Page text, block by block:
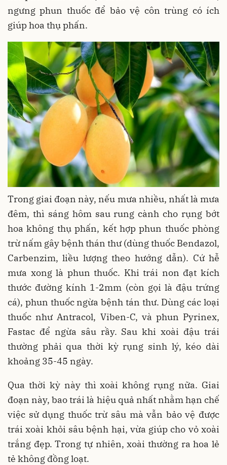
ngưng phun thuốc để bảo vệ côn trùng có ích
giúp hoa thụ phấn.
Trong giai đoạn này, nếu mưa nhiều, nhất là mưa
đêm, thì sáng hôm sau rung cành cho rụng bớt
hoa không thụ phấn, kết hợp phun thuốc phòng
trừ nấm gây bệnh thán thư (dùng thuốc Bendazol,
Carbenzim, liều lượng theo hướng dẫn). Cứ hễ
mưa xong là phun thuốc. Khi trái non đạt kích
thước đường kính 1-2mm (còn gọi là đậu trứng
cá), phun thuốc ngừa bệnh tán thư. Dùng các loại
thuốc như Antracol, Viben-C, và phun Pyrinex,
Fastac để ngừa sâu rầy. Sau khi xoài đậu trái
thường phải qua thời kỳ rụng sinh lý, kéo dài
khoảng 35-45 ngày.
Qua thời kỳ này thì xoài không rụng nữa. Giai
đoạn này, bao trái là hiệu quả nhất nhằm hạn chế
việc sử dụng thuốc trừ sâu mà vẫn bảo vệ được
trái xoài khỏi sâu bệnh hại, vừa giúp cho vỏ xoài
trắng đẹp. Trong tự nhiên, xoài thường ra hoa lẻ
tẻ không đồng loạt.